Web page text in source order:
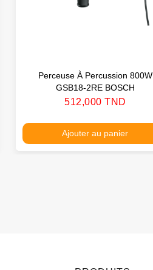
Perceuse À Percussion 800W
GSB18-2RE BOSCH
Prix
512,000 TND
Ajouter au panier